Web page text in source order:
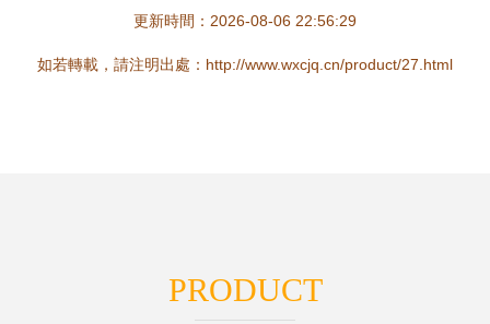
更新時間：2026-08-06 22:56:29
如若轉載，請注明出處：http://www.wxcjq.cn/product/27.html
PRODUCT